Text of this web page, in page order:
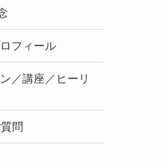
フィール
／講座／ヒーリ
問